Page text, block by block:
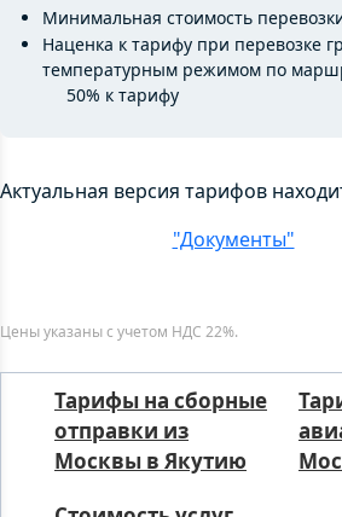
Минимальная стоимость
Наценка к тарифу при перевозке
температурным режимом по
50% к тарифу
Актуальная версия тарифов
"Документы"
Цены указаны с учетом НДС 22%.
Тарифы на сборные
отправки из
Москвы в Якутию